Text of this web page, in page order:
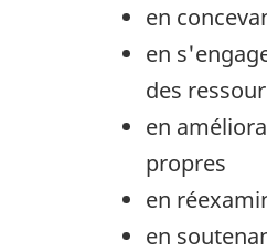
en
en
des
en
propres
en
en